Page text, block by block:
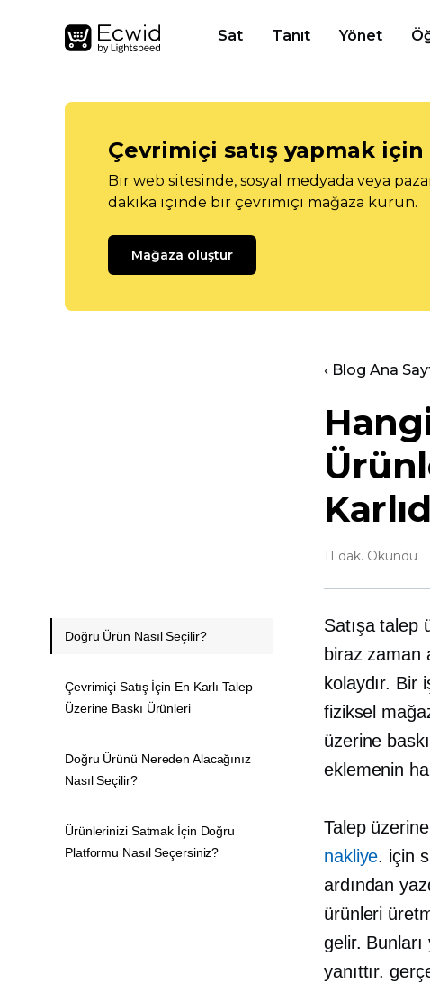
Sat Tanıt Yönet
Çevrimiçi satış yapmak
Bir web sitesinde, sosyal medyada veya
dakika içinde bir çevrimiçi mağaza kurun.
Mağaza oluştur
‹ Blog Ana
11 dak. Okundu
Satışatalep
biraz zaman
kolaydır. Bir
fiziksel
üzerine
eklemenin
Talep
nakliye. için
ardından
ürünleri
gelir.
yanıttır.
Doğru Ürün Nasıl Seçilir?
Çevrimiçi Satış İçin En Karlı Talep
Üzerine Baskı Ürünleri
Doğru Ürünü Nereden Alacağınız
Nasıl Seçilir?
Ürünlerinizi Satmak İçin Doğru
Platformu Nasıl Seçersiniz?